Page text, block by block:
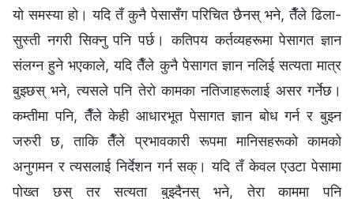
यो समस्या हो। यदि तँ कुनै पेसासँग परिचित छैनस् भने, तैँले ढिला-
सुस्ती नगरी सिक्नु पनि पर्छ। कतिपय कर्तव्यहरूमा पेसागत ज्ञान
संलग्न हुने भएकाले, यदि तैँले कुनै पेसागत ज्ञान नलिई सत्यता मात्र
बुझ्छस् भने, त्यसले पनि तेरो कामका नतिजाहरूलाई असर गर्नेछ।
कम्तीमा पनि, तैँले केही आधारभूत पेसागत ज्ञान बोध गर्न र बुझ्न
जरुरी छ, ताकि तैँले प्रभावकारी रूपमा मानिसहरूको कामको
अनुगमन र त्यसलाई निर्देशन गर्न सक्। यदि तँ केवल एउटा पेसामा
पोख्त छस् तर सत्यता बुझ्दैनस् भने, तेरा काममा पनि